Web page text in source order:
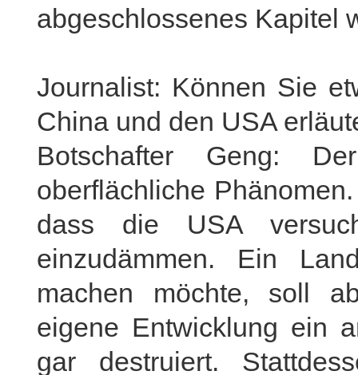
abgeschlossenes Kapitel
Journalist: Können Sie
China und den USA
Botschafter Geng:
oberflächliche
dass die USA
einzudämmen. Ein
machen möchte, soll
eigene Entwicklung ein
gar destruiert.